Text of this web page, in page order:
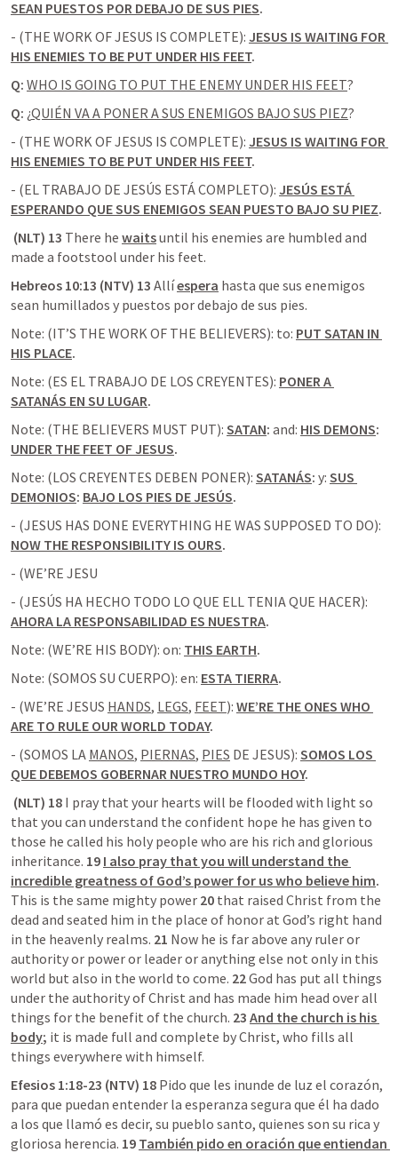
SEAN PUESTOS POR DEBAJO DE SUS PIES.
- (THE WORK OF JESUS IS COMPLETE): JESUS IS WAITING FOR
HIS ENEMIES TO BE PUT UNDER HIS FEET.
Q: WHO IS GOING TO PUT THE ENEMY UNDER HIS FEET?
Q: ¿QUIÉN VA A PONER A SUS ENEMIGOS BAJO SUS PIEZ?
- (THE WORK OF JESUS IS COMPLETE): JESUS IS WAITING FOR
HIS ENEMIES TO BE PUT UNDER HIS FEET.
- (EL TRABAJO DE JESÚS ESTÁ COMPLETO): JESÚS ESTÁ
ESPERANDO QUE SUS ENEMIGOS SEAN PUESTO BAJO SU PIEZ.
(NLT) 13 There he waits until his enemies are humbled and
made a footstool under his feet.
Hebreos 10:13 (NTV) 13 Allí espera hasta que sus enemigos
sean humillados y puestos por debajo de sus pies.
Note: (IT’S THE WORK OF THE BELIEVERS): to: PUT SATAN IN
HIS PLACE.
Note: (ES EL TRABAJO DE LOS CREYENTES): PONER A
SATANÁS EN SU LUGAR.
Note: (THE BELIEVERS MUST PUT): SATAN: and: HIS DEMONS:
UNDER THE FEET OF JESUS.
Note: (LOS CREYENTES DEBEN PONER): SATANÁS: y: SUS
DEMONIOS: BAJO LOS PIES DE JESÚS.
NOW THE RESPONSIBILITY IS OURS.
- (WE’RE JESU
AHORA LA RESPONSABILIDAD ES NUESTRA.
Note: (WE’RE HIS BODY): on: THIS EARTH.
Note: (SOMOS SU CUERPO): en: ESTA TIERRA.
- (WE’RE JESUS HANDS, LEGS, FEET): WE’RE THE ONES WHO
ARE TO RULE OUR WORLD TODAY.
- (SOMOS LA MANOS, PIERNAS, PIES DE JESUS): SOMOS LOS
QUE DEBEMOS GOBERNAR NUESTRO MUNDO HOY.
(NLT) 18 I pray that your hearts will be flooded with light so
that you can understand the confident hope he has given to
those he called his holy people who are his rich and glorious
inheritance. 19 I also pray that you will understand the
incredible greatness of God’s power for us who believe him.
This is the same mighty power 20 that raised Christ from the
dead and seated him in the place of honor at God’s right hand
in the heavenly realms. 21 Now he is far above any ruler or
authority or power or leader or anything else not only in this
world but also in the world to come. 22 God has put all things
under the authority of Christ and has made him head over all
things for the benefit of the church. 23 And the church is his
body; it is made full and complete by Christ, who fills all
things everywhere with himself.
Efesios 1:18-23 (NTV) 18 Pido que les inunde de luz el corazón,
para que puedan entender la esperanza segura que él ha dado
a los que llamó es decir, su pueblo santo, quienes son su rica y
gloriosa herencia. 19 También pido en oración que entiendan